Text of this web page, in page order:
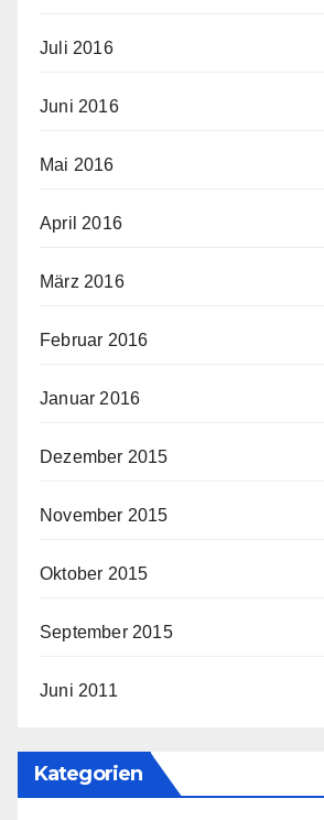
Juli 2016
Juni 2016
Mai 2016
April 2016
März 2016
Februar 2016
Januar 2016
Dezember 2015
November 2015
Oktober 2015
September 2015
Juni 2011
Kategorien